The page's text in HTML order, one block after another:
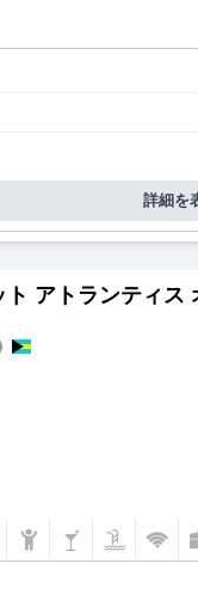
詳細を
ト アトランティ